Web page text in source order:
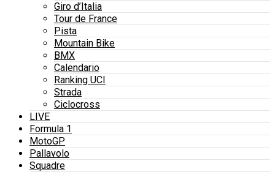
Giro d’Italia
Tour de France
Pista
Mountain Bike
BMX
Calendario
Ranking UCI
Strada
Ciclocross
LIVE
Formula 1
MotoGP
Pallavolo
Squadre